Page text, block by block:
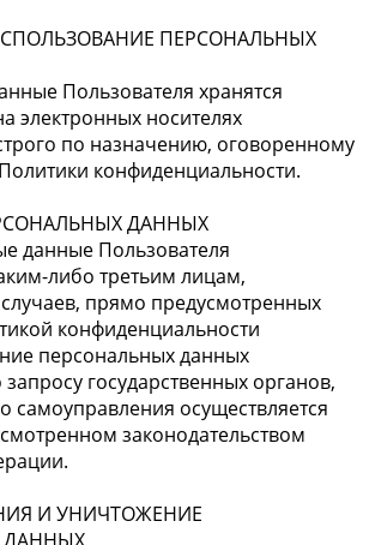
ПЕРСОНАЛЬНЫХ
Пользователя хранятся
электронных носителях
по назначению, оговоренному
конфиденциальности.
ДАННЫХ
данные Пользователя
либо третьим лицам,
прямо предусмотренных
конфиденциальности
персональных данных
государственных органов,
самоуправления осуществляется
законодательством
И УНИЧТОЖЕНИЕ